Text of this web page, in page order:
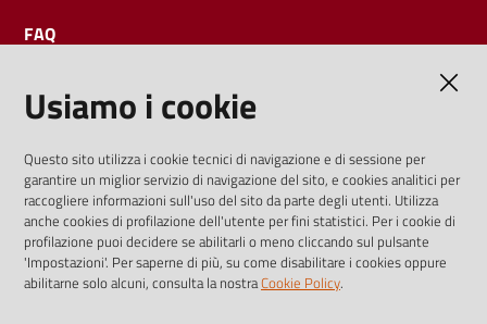
FAQ
I dati personali pubblicati sono riutilizzabili solo alle condizioni
previste dalla direttiva comunitaria 2003/98/CE e dal d.lgs.
36/2006
Usiamo i cookie
Questo sito utilizza i cookie tecnici di navigazione e di sessione per
garantire un miglior servizio di navigazione del sito, e cookies analitici per
raccogliere informazioni sull'uso del sito da parte degli utenti. Utilizza
anche cookies di profilazione dell'utente per fini statistici. Per i cookie di
profilazione puoi decidere se abilitarli o meno cliccando sul pulsante
'Impostazioni'. Per saperne di più, su come disabilitare i cookies oppure
abilitarne solo alcuni, consulta la nostraCookie Policy.